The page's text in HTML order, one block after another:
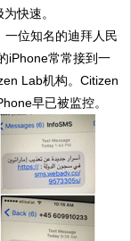
快速。
位知名的迪拜人民
iPhone常常接到一
Lab机构。Citizen
早已被监控。